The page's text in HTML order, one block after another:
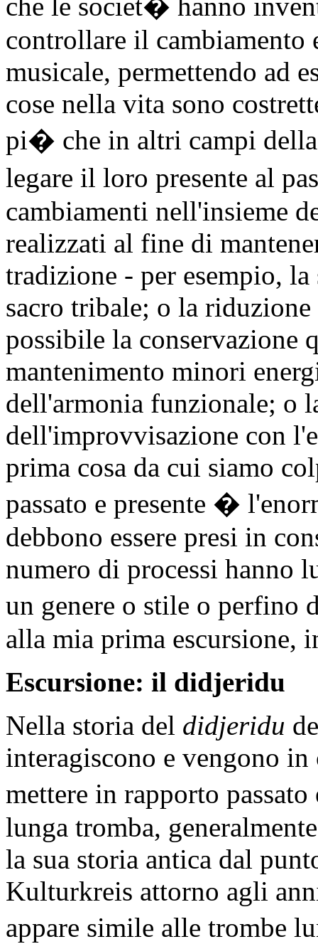
controllare il cambiamento
musicale, permettendo ad
cose nella vita sono
pi� che in altri campi
legare il loro presente al
cambiamenti nell'insieme
realizzati al fine di
tradizione - per esempio,
sacro tribale; o la
possibile la conservazione
mantenimento minori
dell'armonia funzionale; o
dell'improvvisazione con
prima cosa da cui siamo
passato e presente �
debbono essere presi in
numero di processi hanno
un genere o stile o perfino
alla mia prima escursione,
Escursione: il didjeridu
Nella storia del didjeridu
interagiscono e vengono
mettere in rapporto
lunga tromba,
la sua storia antica dal
Kulturkreis attorno agli
appare simile alle trombe